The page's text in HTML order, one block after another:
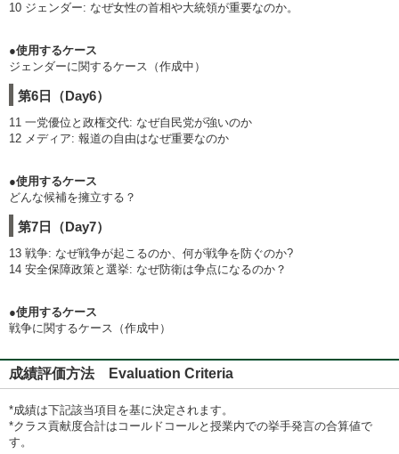
10 ジェンダー: なぜ女性の首相や大統領が重要なのか。
●使用するケース
ジェンダーに関するケース（作成中）
第6日（Day6）
11 一党優位と政権交代: なぜ自民党が強いのか
12 メディア: 報道の自由はなぜ重要なのか
●使用するケース
どんな候補を擁立する？
第7日（Day7）
13 戦争: なぜ戦争が起こるのか、何が戦争を防ぐのか?
14 安全保障政策と選挙: なぜ防衛は争点になるのか？
●使用するケース
戦争に関するケース（作成中）
成績評価方法 Evaluation Criteria
*成績は下記該当項目を基に決定されます。
*クラス貢献度合計はコールドコールと授業内での挙手発言の合算値で
す。